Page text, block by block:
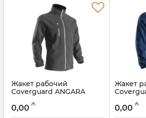
Жакет рабочий
Coverguard ANGARA
Артикул:
0,00 ₼
Жакет
Артикул:
0,00 ₼